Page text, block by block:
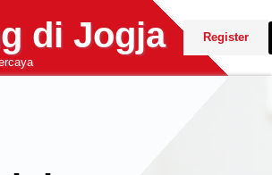
di Jogja Register